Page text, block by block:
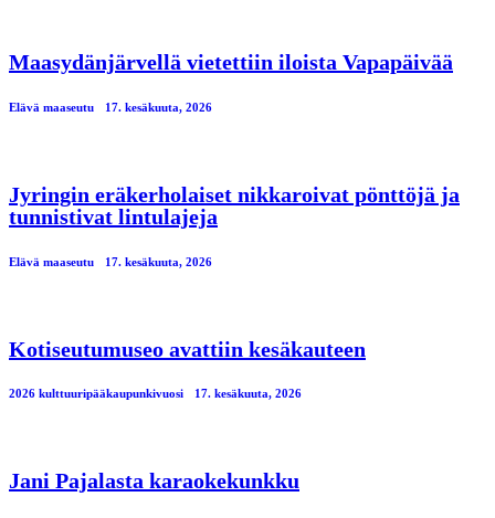
Maasydänjärvellä vietettiin iloista Vapapäivää
Elävä maaseutu 17. kesäkuuta, 2026
Jyringin eräkerholaiset nikkaroivat pönttöjä ja
tunnistivat lintulajeja
Elävä maaseutu 17. kesäkuuta, 2026
Kotiseutumuseo avattiin kesäkauteen
2026 kulttuuripääkaupunkivuosi 17. kesäkuuta, 2026
Jani Pajalasta karaokekunkku